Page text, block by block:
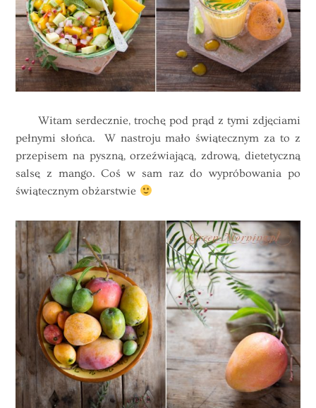
Witam serdecznie, trochę pod prąd z tymi zdjęciami
pełnymi słońca. W nastroju mało świątecznym za to z
przepisem na pyszną, orzeźwiającą, zdrową, dietetyczną
salsę z mango. Coś w sam raz do wypróbowania po
świątecznym obżarstwie